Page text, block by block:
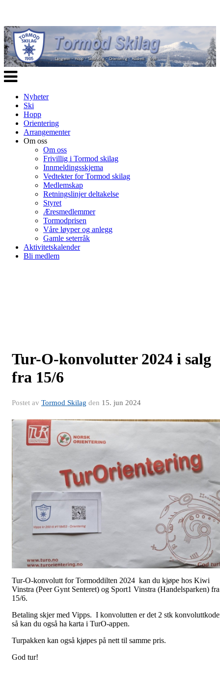
Veksle
navigasjon
Nyheter
Ski
Hopp
Orientering
Arrangementer
Om oss
Om oss
Frivillig i Tormod skilag
Innmeldingsskjema
Vedtekter for Tormod skilag
Medlemskap
Retningslinjer deltakelse
Styret
Æresmedlemmer
Tormodprisen
Våre løyper og anlegg
Gamle seterråk
Aktivitetskalender
Bli medlem
Tur-O-konvolutter 2024 i salg
fra 15/6
Postet av Tormod Skilag den 15. jun 2024
Tur-O-konvolutt for Tormoddilten 2024 kan du kjøpe hos Kiwi
Vinstra (Peer Gynt Senteret) og Sport1 Vinstra (Handelsparken) fra
15/6.
Betaling skjer med Vipps. I konvolutten er det 2 stk
så kan du også ha karta i TurO-appen.
Turpakken kan også kjøpes på nett til samme pris.
God tur!